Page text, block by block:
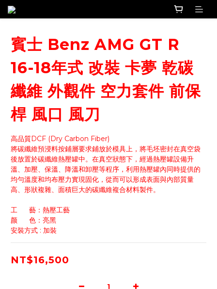
賓士 Benz AMG GT R
16-18年式 改裝 卡夢 乾碳
纖維 外觀件 空力套件 前保
桿 風口 風刀
高品質DCF (Dry Carbon Fiber)
將碳纖維預浸料按鋪層要求鋪放於模具上，將毛坯密封在真空袋
後放置於碳纖維熱壓罐中。在真空狀態下，經過熱壓罐設備升
溫、加壓、保溫、降溫和卸壓等程序，利用熱壓罐內同時提供的
均勻溫度和均布壓力實現固化，從而可以形成表面與內部質量
高、形狀複雜、面積巨大的碳纖維複合材料製件。
工      藝：熱壓工藝
颜      色：亮黑
安裝方式 : 加裝
NT$16,500